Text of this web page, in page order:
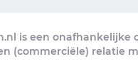
is een onafhankelijke
(commerciële) relatie